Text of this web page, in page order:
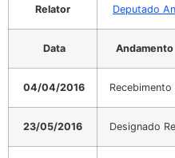
Relator Deputado
Data Andamento
04/04/2016 Recebimento
23/05/2016 Designado